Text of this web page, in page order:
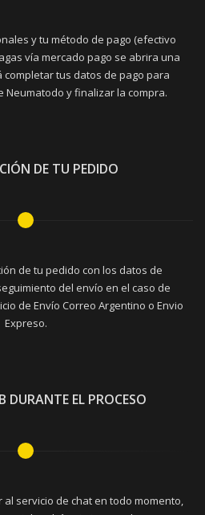
y tu método de pago (efectivo
vía mercado pago se abrira una
tus datos de pago para
Neumatodo y finalizar la compra.
DE TU PEDIDO
de tu pedido con los datos de
del envío en el caso de
de Envío Correo Argentino o Envio
Expreso.
DURANTE EL PROCESO
servicio de chat en todo momento,